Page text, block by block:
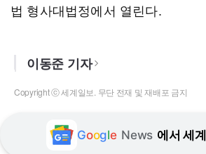
법 형사대법정에서 열린다.
이동준 기자
Copyright ⓒ 세계일보. 무단 전재 및 재배포 금지
Google News 에서 세